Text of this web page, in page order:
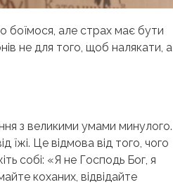
боїмося, але страх має бути
не для того, щоб налякати, а
з великими умами минулого.
їжі. Це відмова від того, чого
собі: «Я не Господь Бог, я
коханих, відвідайте